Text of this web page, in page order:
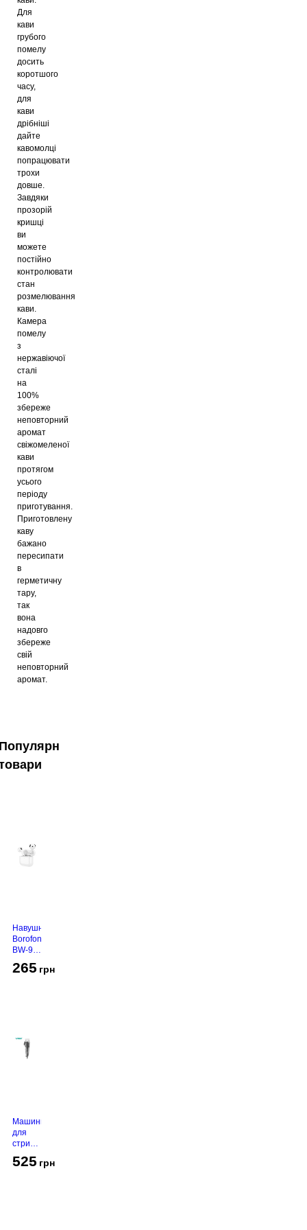
Для
кави
грубого
помелу
досить
коротшого
часу,
для
кави
дрібніші
дайте
кавомолці
попрацювати
трохи
довше.
Завдяки
прозорій
кришці
ви
можете
постійно
контролювати
стан
розмелювання
кави.
Камера
помелу
з
нержавіючої
сталі
на
100%
збереже
неповторний
аромат
свіжомеленої
кави
протягом
усього
періоду
приготування.
Приготовлену
каву
бажано
пересипати
в
герметичну
тару,
так
вона
надовго
збереже
свій
неповторний
аромат.
Навушники
Borofone
BW-94
265 грн
Машинка
для
стрижки
130
525 грн